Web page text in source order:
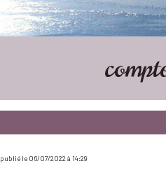
publié le 06/07/2022 à 14:29